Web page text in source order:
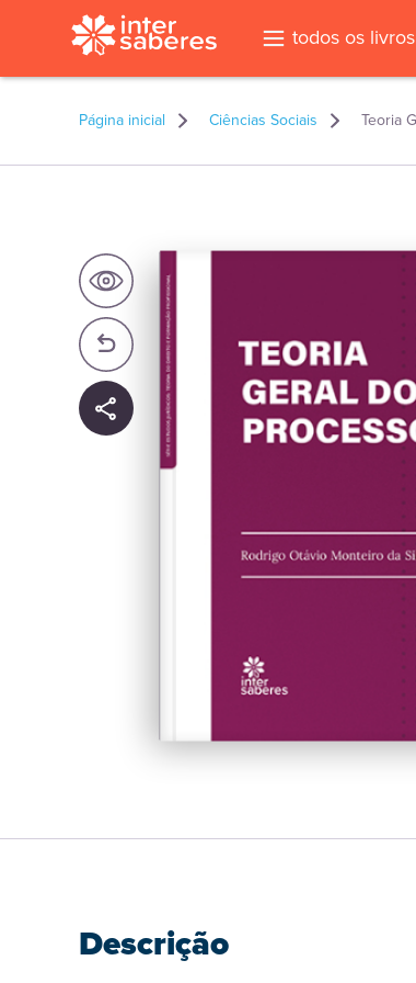
todos os livros
Página inicial Ciências Sociais Teoria
Descrição